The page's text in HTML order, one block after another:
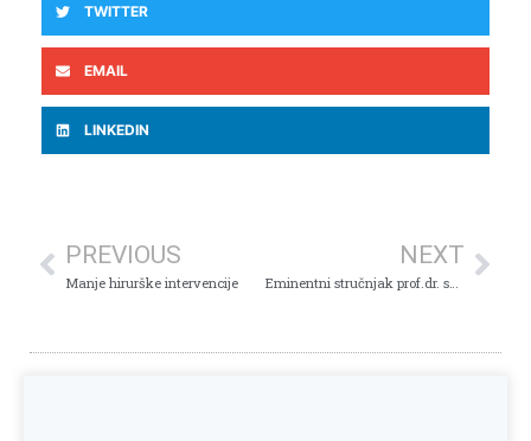
TWITTER
EMAIL
LINKEDIN
PREVIOUS
Manje hirurške intervencije
NEXT
Eminentni stručnjak prof.dr. sc. Miroslav Kopjar